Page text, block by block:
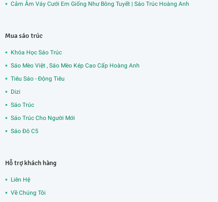
Cảm Âm Váy Cưới Em Giống Như Bông Tuyết | Sáo Trúc Hoàng Anh
Mua sáo trúc
Khóa Học Sáo Trúc
Sáo Mèo Việt , Sáo Mèo Kép Cao Cấp Hoàng Anh
Tiêu Sáo - Động Tiêu
Dizi
Sáo Trúc
Sáo Trúc Cho Người Mới
Sáo Đô C5
Hỗ trợ khách hàng
Liên Hệ
Về Chúng Tôi